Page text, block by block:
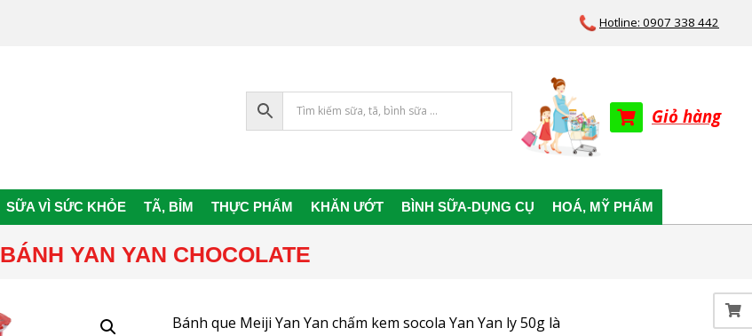
Hotline: 0907 338 442
Giỏ hàng
Primary
Menu
SỮA VÌ SỨC KHỎE TÃ, BỈM THỰC PHẨM KHĂN ƯỚT BÌNH SỮA-DỤNG CỤ HOÁ, MỸ PHẨM
BÁNH YAN YAN CHOCOLATE
Bánh que Meiji Yan Yan chấm kem socola Yan Yan ly 50g là